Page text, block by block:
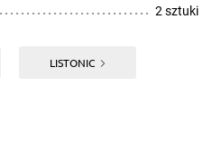
2 sztuki
LISTONIC